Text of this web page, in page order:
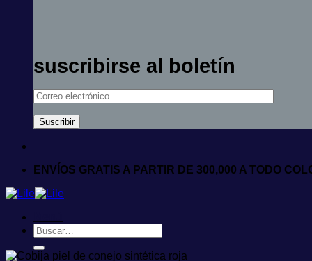
suscribirse al boletín
ENVÍOS GRATIS A PARTIR DE 300,000 A TODO
Buscar
por: